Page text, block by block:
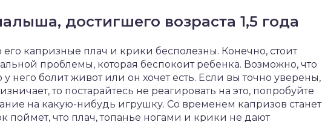
достигшего возраста 1,5 года
его капризные плач и крики бесполезны. Конечно, стоит
проблемы, которая беспокоит ребенка. Возможно, что
у него болит живот или он хочет есть. Если вы точно уверены,
то постарайтесь не реагировать на это, попробуйте
на какую-нибудь игрушку. Со временем капризов станет
поймет, что плач, топанье ногами и крики не дают